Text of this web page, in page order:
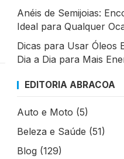
Anéis de Semijoias:
Ideal para Qualquer
Dicas para Usar Óleos
Dia a Dia para Mais
EDITORIA ABRACOA
Auto e Moto (5)
Beleza e Saúde (51)
Blog (129)